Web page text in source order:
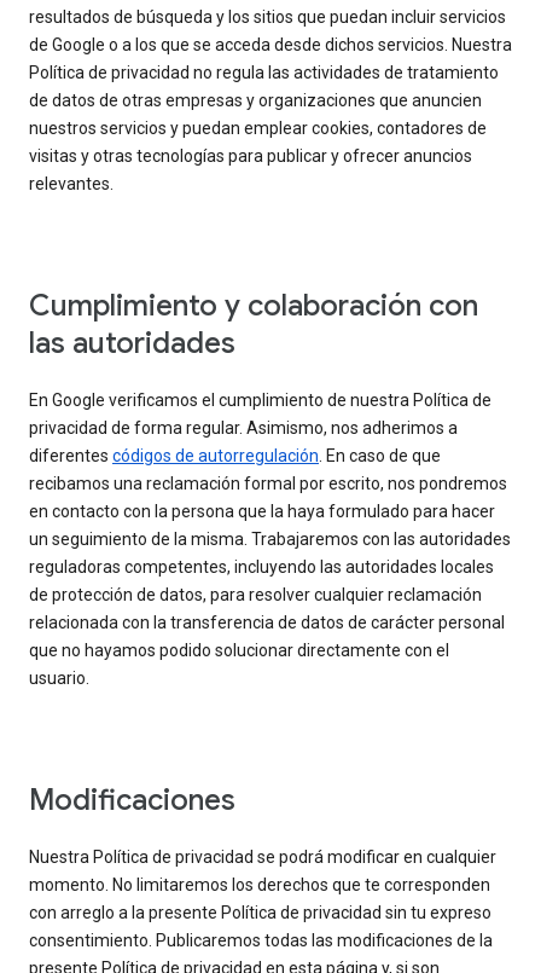
resultados de búsqueda y los sitios que puedan incluir servicios
de Google o a los que se acceda desde dichos servicios. Nuestra
Política de privacidad no regula las actividades de tratamiento
de datos de otras empresas y organizaciones que anuncien
nuestros servicios y puedan emplear cookies, contadores de
visitas y otras tecnologías para publicar y ofrecer anuncios
relevantes.
Cumplimiento y colaboración con
las autoridades
En Google verificamos el cumplimiento de nuestra Política de
privacidad de forma regular. Asimismo, nos adherimos a
diferentes códigos de autorregulación. En caso de que
recibamos una reclamación formal por escrito, nos pondremos
en contacto con la persona que la haya formulado para hacer
un seguimiento de la misma. Trabajaremos con las autoridades
reguladoras competentes, incluyendo las autoridades locales
de protección de datos, para resolver cualquier reclamación
relacionada con la transferencia de datos de carácter personal
que no hayamos podido solucionar directamente con el
usuario.
Modificaciones
Nuestra Política de privacidad se podrá modificar en cualquier
momento. No limitaremos los derechos que te corresponden
con arreglo a la presente Política de privacidad sin tu expreso
consentimiento. Publicaremos todas las modificaciones de la
presente Política de privacidad en esta página y, si son